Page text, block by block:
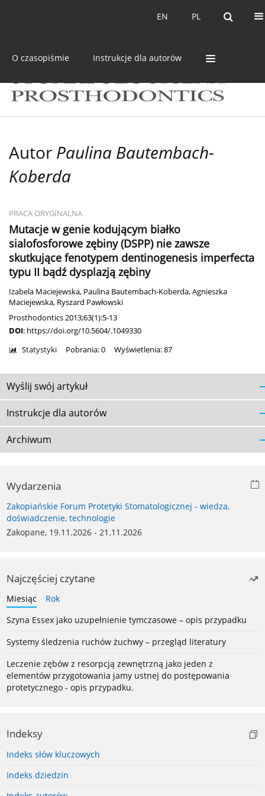
PL
EN PL
EN
O czasopiśmie Instrukcje dla autorów
Autor Paulina Bautembach-
Koberda
PRACA ORYGINALNA
Mutacje w genie kodującym białko
sialofosforowe zębiny (DSPP) nie zawsze
skutkujące fenotypem dentinogenesis imperfecta
typu II bądź dysplazją zębiny
Izabela Maciejewska, Paulina Bautembach-Koberda,Agnieszka
Maciejewska, Ryszard Pawłowski
Prosthodontics 2013;63(1):5-13
DOI: https://doi.org/10.5604/.1049330
Statystyki Pobrania: 0 Wyświetlenia: 87
Wyślij swój artykuł
Instrukcje dla autorów
Archiwum
Wydarzenia
Zakopiańskie Forum Protetyki Stomatologicznej - wiedza,
doświadczenie, technologie
Zakopane, 19.11.2026 - 21.11.2026
Najczęściej czytane
Miesiąc
Rok
Szyna Essex jako uzupełnienie tymczasowe – opis przypadku
Systemy śledzenia ruchów żuchwy – przegląd literatury
Leczenie zębów z resorpcją zewnętrzną jako jeden z
elementów przygotowania jamy ustnej do postępowania
protetycznego - opis przypadku.
Indeksy
Indeks słów kluczowych
Indeks dziedzin